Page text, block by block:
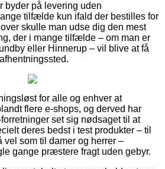
byder på levering uden
tilfælde kun ifald der bestilles for
skulle man udse dig den mest
der i mange tilfælde – om man er
eller Hinnerup – vil blive at få
for alle og enhver at
flere e-shops, og derved har
set sig nødsaget til at
deres bedst i test produkter – til
vel som til damer og herrer –
gange præstere fragt uden gebyr.